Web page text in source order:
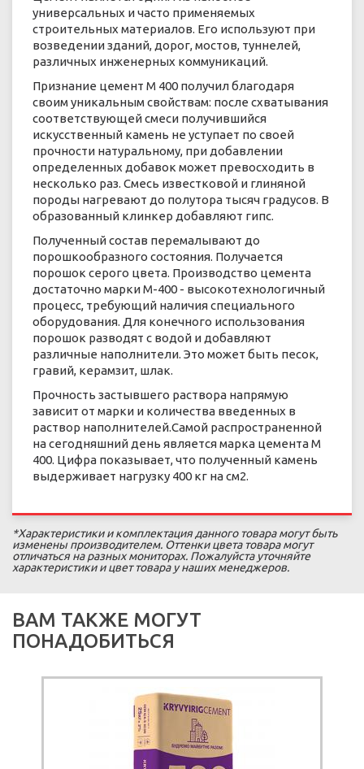
универсальных и часто применяемых
строительных материалов. Его используют при
возведении зданий, дорог, мостов, туннелей,
различных инженерных коммуникаций.
Признание цемент М 400 получил благодаря
своим уникальным свойствам: после схватывания
соответствующей смеси получившийся
искусственный камень не уступает по своей
прочности натуральному, при добавлении
определенных добавок может превосходить в
несколько раз. Смесь известковой и глиняной
породы нагревают до полутора тысяч градусов. В
образованный клинкер добавляют гипс.
Полученный состав перемалывают до
порошкообразного состояния. Получается
порошок серого цвета. Производство цемента
достаточно марки М-400 - высокотехнологичный
процесс, требующий наличия специального
оборудования. Для конечного использования
порошок разводят с водой и добавляют
различные наполнители. Это может быть песок,
гравий, керамзит, шлак.
Прочность застывшего раствора напрямую
зависит от марки и количества введенных в
раствор наполнителей.Самой распространенной
на сегодняшний день является марка цемента М
400. Цифра показывает, что полученный камень
выдерживает нагрузку 400 кг на см2.
*Характеристики и комплектация данного товара могут быть
изменены производителем. Оттенки цвета товара могут
отличаться на разных мониторах. Пожалуйста уточняйте
характеристики и цвет товара у наших менеджеров.
ВАМ ТАКЖЕ МОГУТ
ПОНАДОБИТЬСЯ